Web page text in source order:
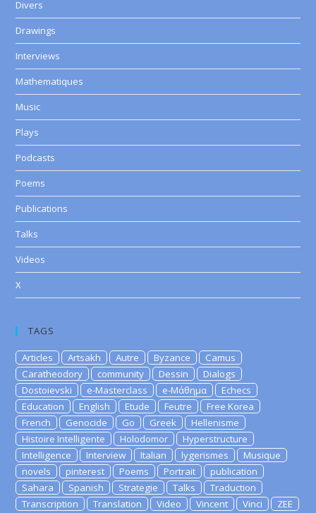
Divers
Drawings
Interviews
Mathematiques
Music
Plays
Podcasts
Poems
Publications
Talks
Videos
X
TAGS
Articles Artsakh Autre Byzance
Camus
Caratheodory
community Dessin
Dialogs
Dostoievski
e-Masterclass e-Μάθημα
Echecs
Education
English Etude Feutre
Free Korea
French
Genocide Go Greek
Hellenisme
Histoire Intelligente
Holodomor
Hyperstructure
Intelligence
Interview Italian lygerismes
Musique
novels
pinterest Poems Portrait
publication
Sahara
Spanish Strategie Talks
Traduction
Transcription
Translation Video Vincent Vinci
ZEE